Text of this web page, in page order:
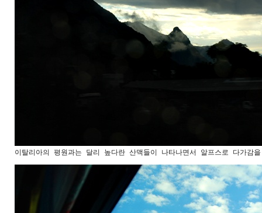
이탈리아의 평원과는 달리 높다란 산맥들이 나타나면서 알프스로 다가감